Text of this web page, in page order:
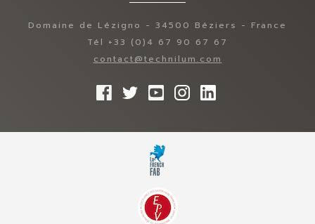
Domaine de Lézigno - 34500 Béziers - France
Tél +33 (0)4 67 90 67 67
contact@technilum.com